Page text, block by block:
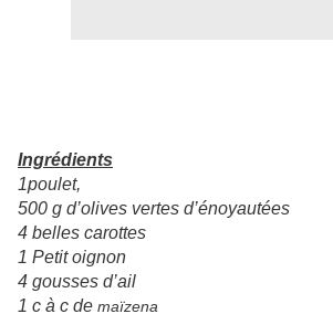
Ingrédients
1poulet,
500 g d’olives vertes d’énoyautées
4 belles carottes
1 Petit oignon
4 gousses d’ail
1 c à c de maïzena